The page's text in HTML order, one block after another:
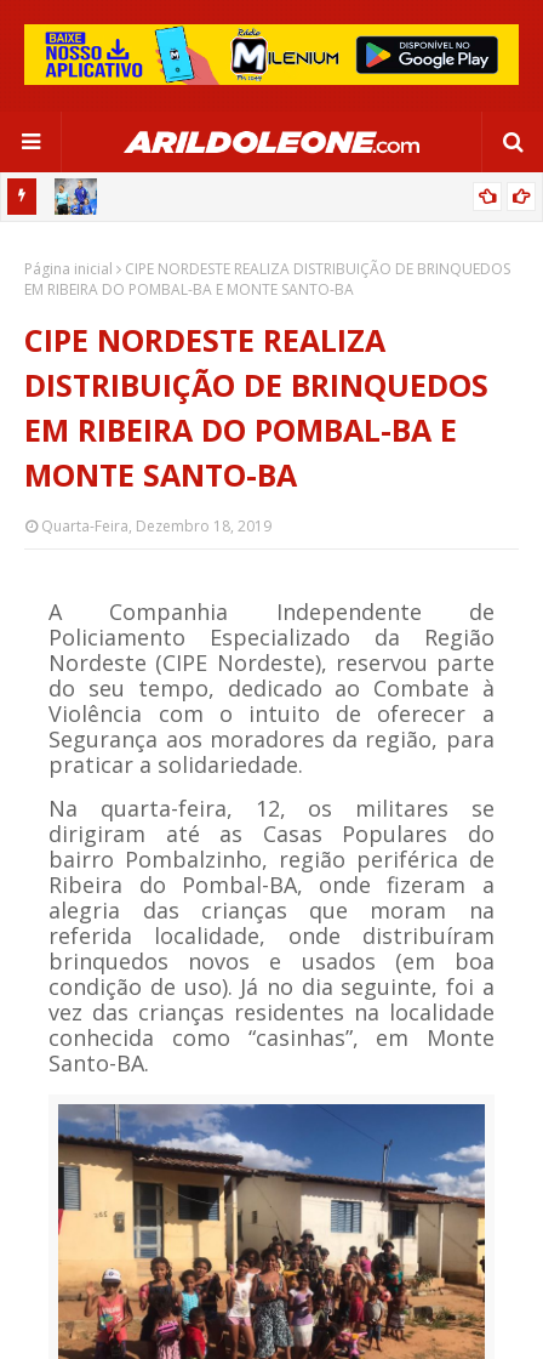
SALVADOR
Página inicial
CIPE NORDESTE REALIZA DISTRIBUIÇÃO DE BRINQUEDOS
EM RIBEIRA DO POMBAL-BA E MONTE SANTO-BA
CIPE NORDESTE REALIZA
DISTRIBUIÇÃO DE BRINQUEDOS
EM RIBEIRA DO POMBAL-BA E
MONTE SANTO-BA
Quarta-Feira, Dezembro 18, 2019
A Companhia Independente de
Policiamento Especializado da Região
Nordeste (CIPE Nordeste), reservou parte
do seu tempo, dedicado ao Combate à
Violência com o intuito de oferecer a
Segurança aos moradores da região, para
praticar a solidariedade.
Na quarta-feira, 12, os militares se
dirigiram até as Casas Populares do
bairro Pombalzinho, região periférica de
Ribeira do Pombal-BA, onde fizeram a
alegria das crianças que moram na
referida localidade, onde distribuíram
brinquedos novos e usados (em boa
condição de uso). Já no dia seguinte, foi a
vez das crianças residentes na localidade
conhecida como “casinhas”, em Monte
Santo-BA.